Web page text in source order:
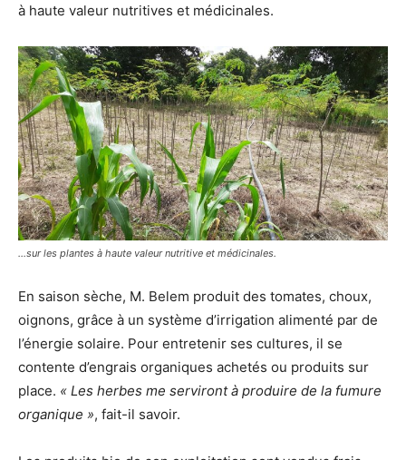
à haute valeur nutritives et médicinales.
…sur les plantes à haute valeur nutritive et médicinales.
En saison sèche, M. Belem produit des tomates, choux,
oignons, grâce à un système d’irrigation alimenté par de
l’énergie solaire. Pour entretenir ses cultures, il se
contente d’engrais organiques achetés ou produits sur
place. « Les herbes me serviront à produire de la fumure
organique », fait-il savoir.